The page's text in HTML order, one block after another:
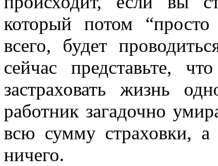
который потом
всего, будет
сейчас представьте,
застраховать жизнь
работник загадочно
всю сумму страховки, а
ничего.